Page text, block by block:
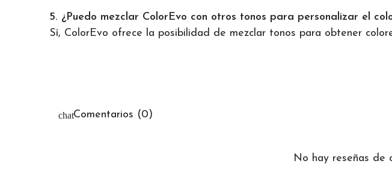
5. ¿Puedo mezclar ColorEvo con otros tonos para personalizar el
Sí, ColorEvo ofrece la posibilidad de mezclar tonos para obtener
Comentarios (0)
No hay reseñas de